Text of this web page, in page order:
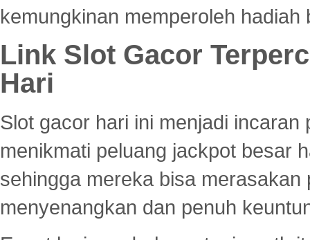
kemungkinan memperoleh hadiah
Link Slot Gacor
Hari
Slot gacor hari ini menjadi
menikmati peluang jackpot besar
sehingga mereka bisa
menyenangkan dan penuh